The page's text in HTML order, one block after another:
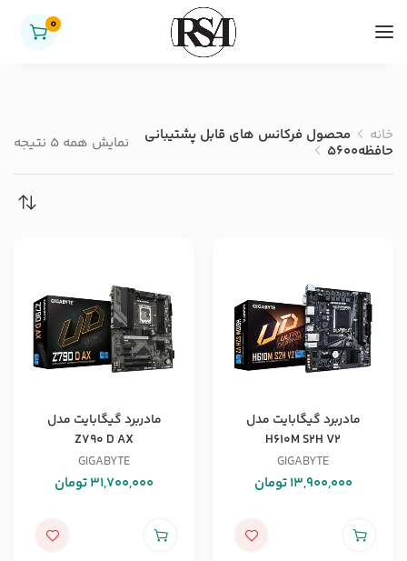
0
خانه محصول فرکانس های قابل پشتیبانی
حافظه5600 نمایش همه 5 نتیجه
مادربرد گیگابایت مدل
H610M S2H V2
GIGABYTE
13,900,000تومان
مادربرد گیگابایت مدل
Z790 D AX
GIGABYTE
31,700,000تومان